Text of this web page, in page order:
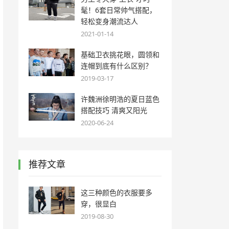
髦！6套日常帅气搭配，
轻松变身潮流达人
2021-01-14
基础卫衣挑花眼，圆领和
连帽到底有什么区别？
2019-03-17
许魏洲徐明浩的夏日蓝色
搭配技巧 清爽又阳光
2020-06-24
推荐文章
这三种颜色的衣服要多
穿，很显白
2019-08-30